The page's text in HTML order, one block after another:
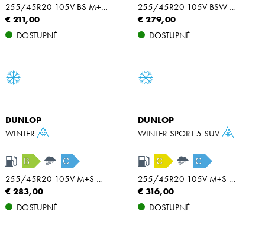
255/45R20 105V BS M+S RPB XL
€ 211,00
DOSTUPNÉ
255/45R20 105V BSW M+S MFS XL
€ 279,00
DOSTUPNÉ
DUNLOP
WINTER
B C
255/45R20 105V M+S MFS XL
€ 283,00
DOSTUPNÉ
DUNLOP
WINTER SPORT 5 SUV
C C
255/45R20 105V M+S MFS MO XL
€ 316,00
DOSTUPNÉ